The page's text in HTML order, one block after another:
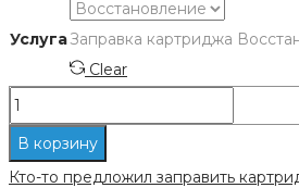
УслугаЗаправка картриджа
Clear
Количество
Заправка
картриджа
В корзину
Кто-то предложил заправить